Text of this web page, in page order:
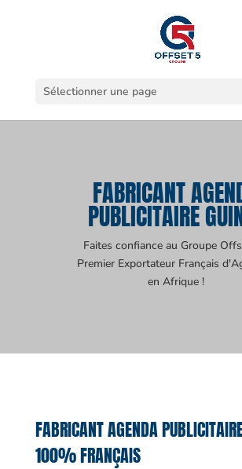
Sélectionner une page
FABRICANT
PUBLICITAIRE
Faites confiance au Groupe
Premier Exportateur Français
en Afrique !
FABRICANT AGENDA
100% FRANÇAIS